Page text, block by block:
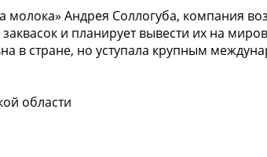
Андрея Соллогуба, компания
и планирует вывести их на
в стране, но уступала крупным
области